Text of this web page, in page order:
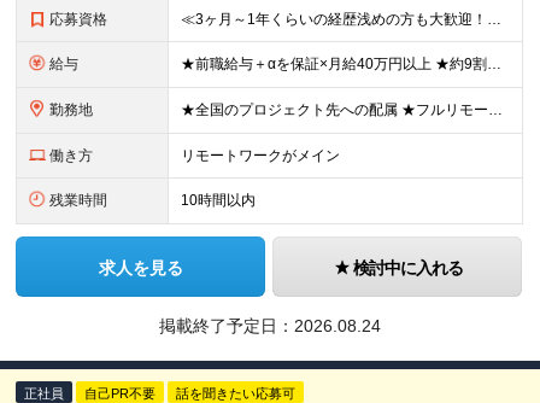
応募資格 ≪3ヶ月～1年くらいの経歴浅めの方も大歓迎！≫ ★設計・構築から運用・保守まで、フェーズ不問で歓迎します！ ■インフラエンジニアとして何かしらの経験をお持ちの方（工程不問） ■第二新卒・ブランクOK
給与 ★前職給与＋αを保証×月給40万円以上 ★約9割が前職より給与アップを実現 月給40万円以上＋各種手当＋賞与 ＜9割が年収アップを実現＞ 入社されたエンジニアの9割が前職よりも給与アップをしていま
勤務地 ★全国のプロジェクト先への配属 ★フルリモートワーク案件あり ★転勤なし 勤務地はご希望を考慮し、決定します。 「自宅から近い場所が良い」といった要望もお聞かせください！ ＜配属エリア＞ ［東北］
働き方 リモートワークがメイン
残業時間 10時間以内
求人を見る 検討中に入れる
掲載終了予定日： 2026.08.24
正社員 自己PR不要 話を聞きたい応募可